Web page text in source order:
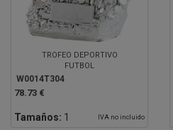
TROFEO DEPORTIVO
FUTBOL
W0014T304
78.73 €
Tamaños: 1 IVA no incluido